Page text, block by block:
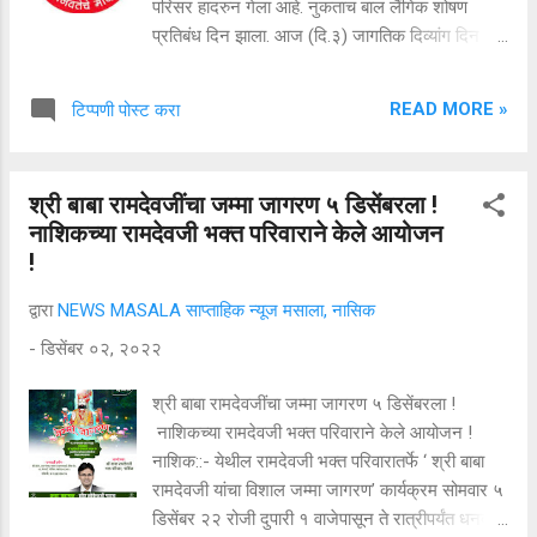
परिसर हादरुन गेला आहे. नुकताच बाल लैंगिक शोषण
प्रतिबंध दिन झाला. आज (दि.३) जागतिक दिव्यांग दिन
ऐरणीवर आला आहे. त्यांना नियमानुसार योग्य संस्थेत दाखल
आधार देऊन त्यांच्या संगोपनाचे, पुनर्वसन करण्याचे काम
करते. मातापित्यांनी टाकून दिलेली, अनौरस, एकल
संस्थांच्या मार्फत कायदेशीर प्रक्रिया करून आधाराश्रमात
दाखल होतात. एक दिवस ते ६ वर्षे वयाचे ३० मुलगे तर एक
आकड्यांवरून अजूनही समाजात मुलींना स्वीकारण्याचा
दृष्टिकोन किती संकुचित, नकारात्मक व अपरिपक...
टिप्पणी पोस्ट करा READ MORE »
श्री बाबा रामदेवजींचा जम्मा जागरण ५ डिसेंबरला !
नाशिकच्या रामदेवजी भक्त परिवाराने केले आयोजन
!
द्वाराNEWS MASALA साप्ताहिक न्यूज मसाला, नासिक
- डिसेंबर ०२, २०२२
श्री बाबा रामदेवजींचा जम्मा जागरण ५ डिसेंबरला !
नाशिकच्या रामदेवजी भक्त परिवाराने केले आयोजन !
नाशिक::- येथील रामदेवजी भक्त परिवारातर्फे ‘ श्री बाबा
रामदेवजी यांचा विशाल जम्मा जागरण’ कार्यक्रम सोमवार ५
डिसेंबर २२ रोजी दुपारी १ वाजेपासून ते रात्रीपर्यंत धनदाई